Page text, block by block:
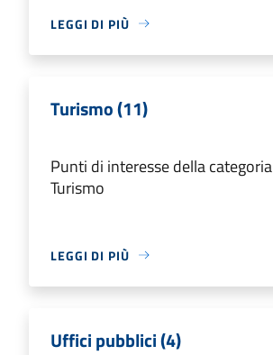
LEGGI DI PIÙ
Turismo (11)
Punti di interesse della categoria
Turismo
LEGGI DI PIÙ
Uffici pubblici (4)